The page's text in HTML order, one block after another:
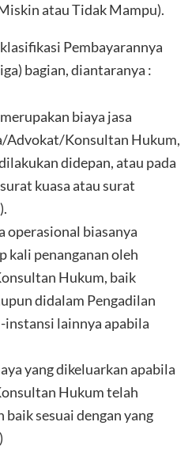
atau Tidak Mampu).
Pembayarannya
bagian, diantaranya :
biaya jasa
Advokat/Konsultan Hukum,
didepan, atau pada
kuasa atau surat
operasional biasanya
kali penanganan oleh
Hukum, baik
didalam Pengadilan
lainnya apabila
yang dikeluarkan apabila
Hukum telah
baik sesuai dengan yang